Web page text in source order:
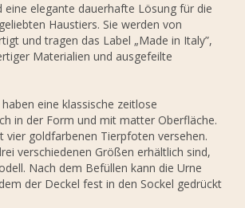
elegante dauerhafte Lösung für die
Haustiers. Sie werden von
und tragen das Label „Made in Italy”,
Materialien und ausgefeilte
eine klassische zeitlose
in der Form und mit matter Oberfläche.
vier goldfarbenen Tierpfoten versehen.
verschiedenen Größen erhältlich sind,
Nach dem Befüllen kann die Urne
der Deckel fest in den Sockel gedrückt